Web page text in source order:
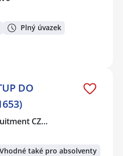
Plný úvazek
DO
CZ…
Vhodné také pro absolventy